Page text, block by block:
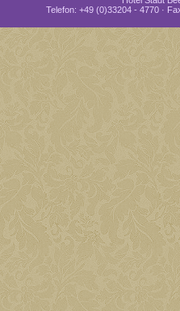
Telefon: +49 (0)33204 - 4770 ·